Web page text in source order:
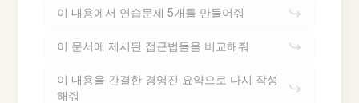
이 내용에서 연습문제 5개를 만들어줘
이 문서에 제시된 접근법들을 비교해줘
이 내용을 간결한 경영진 요약으로 다시 작성
해줘